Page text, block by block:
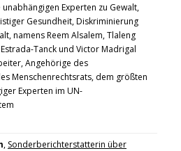
Experten zu Gewalt,
Gesundheit, Diskriminierung
namens Reem Alsalem, Tlaleng
Tanck und Victor Madrigal
Angehörige des
Menschenrechtsrats, dem größten
Experten im UN-
, Sonderberichterstatterin über